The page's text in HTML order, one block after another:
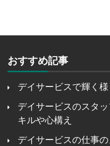
おすすめ記事
デイサービスで輝く
デイサービスのスタ
キルや心構え
デイサービスの仕事